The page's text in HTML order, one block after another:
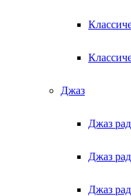
Джаз
Джаз
Джаз
Джаз